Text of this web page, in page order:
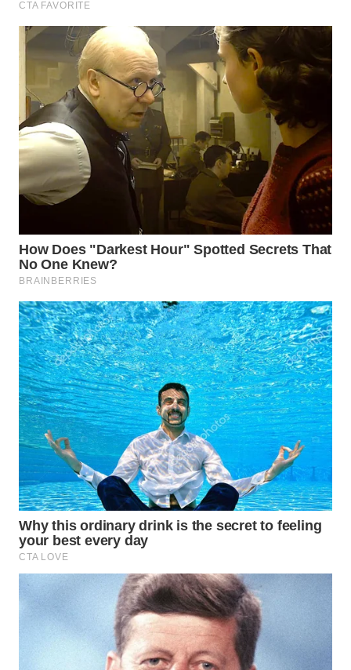
KARAWANG
WN
BEKASI
WN
BOGOR
WN
DEPOK
TAPANULI
UTARA
WN
SAMOSIR
WN
PADANG
LAWAS
WN
SUMEDANG
WN
CIANJUR
WN